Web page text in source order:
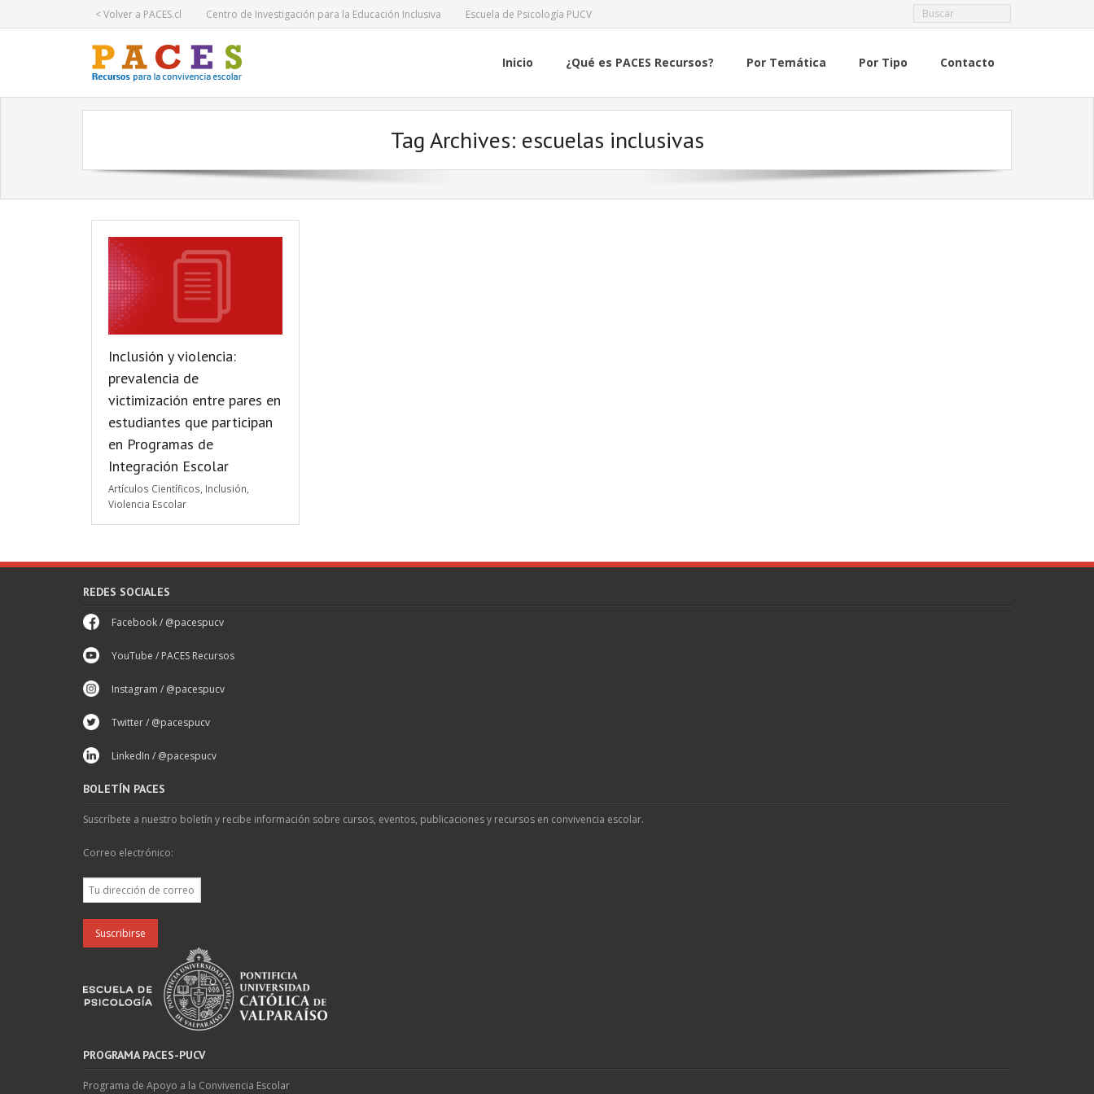
< Volver a PACES.cl Centro de Investigación para la Educación Inclusiva Escuela de Psicología PUCV
Inicio ¿Qué es PACES Recursos? Por Temática Por Tipo Contacto
Tag Archives: escuelas inclusivas
Inclusión y violencia:
prevalencia de
victimización entre pares en
estudiantes que participan
en Programas de
Integración Escolar
Artículos Científicos Inclusión
Violencia Escolar
REDES SOCIALES
Facebook / @pacespucv
YouTube / PACES Recursos
Instagram / @pacespucv
Twitter / @pacespucv
LinkedIn / @pacespucv
BOLETÍN PACES
Suscríbete a nuestro boletín y recibe información sobre cursos, eventos, publicaciones y recursos en convivencia escolar.
Correo electrónico:
PROGRAMA PACES-PUCV
Programa de Apoyo a la Convivencia Escolar